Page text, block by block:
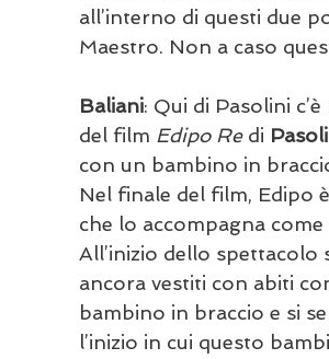
all’interno di questi due
Maestro. Non a caso
Baliani: Qui di Pasolini
del film Edipo Re di
con un bambino in
Nel finale del film, Edipo
che lo accompagna come
All’inizio dello spettacolo
ancora vestiti con abiti
bambino in braccio e si
l’inizio in cui questo